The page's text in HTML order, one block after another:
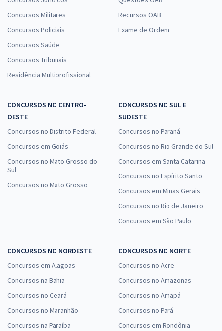
Concursos Militares
Concursos Policiais
Concursos Saúde
Concursos Tribunais
Residência Multiprofissional
Recursos OAB
Exame de Ordem
CONCURSOS NO CENTRO-
OESTE
Concursos no Distrito Federal
Concursos em Goiás
Concursos no Mato Grosso do
Sul
Concursos no Mato Grosso
CONCURSOS NO SUL E
SUDESTE
Concursos no Paraná
Concursos no Rio Grande do Sul
Concursos em Santa Catarina
Concursos no Espírito Santo
Concursos em Minas Gerais
Concursos no Rio de Janeiro
Concursos em São Paulo
CONCURSOS NO NORDESTE
Concursos em Alagoas
Concursos na Bahia
Concursos no Ceará
Concursos no Maranhão
Concursos na Paraíba
CONCURSOS NO NORTE
Concursos no Acre
Concursos no Amazonas
Concursos no Amapá
Concursos no Pará
Concursos em Rondônia